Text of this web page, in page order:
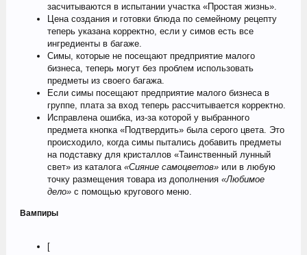
засчитываются в испытании участка «Простая жизнь».
Цена создания и готовки блюда по семейному рецепту
теперь указана корректно, если у симов есть все
ингредиенты в багаже.
Симы, которые не посещают предприятие малого
бизнеса, теперь могут без проблем использовать
предметы из своего багажа.
Если симы посещают предприятие малого бизнеса в
группе, плата за вход теперь рассчитывается корректно.
Исправлена ошибка, из-за которой у выбранного
предмета кнопка «Подтвердить» была серого цвета. Это
происходило, когда симы пытались добавить предметы
на подставку для кристаллов «Таинственный лунный
свет» из каталога «Сияние самоцветов»или в любую
точку размещения товара из дополнения «Любимое
дело»с помощью кругового меню.
Вампиры
[